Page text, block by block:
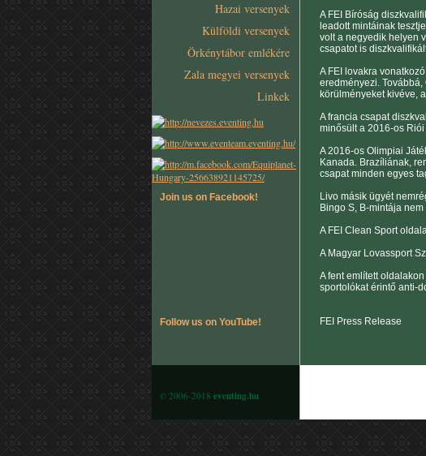
Hazai versenyek
Külföldi versenyek
Örkénytábor emlékére
Zala megyei versenyek
Linkek
Join us on Facebook!
Follow us on YouTube!
A FEI Bíróság
leadott mintáinak
volt a negyedik helyen
csapatot is
A FEI lovakra
eredményezi.
körülményeket kivéve,
A francia csapat
minősült a 2016-os
A 2016-os Olimpiai
Kanada. Brazíliának,
csapat minden egyes
Livo másik ügyét
Bingo S, B-mintája
A FEI Clean Sport
A Magyar Lovassport
A fent említett
sportolókat érintő anti-
FEI Press Release
© 2006-2018 eventing.hu